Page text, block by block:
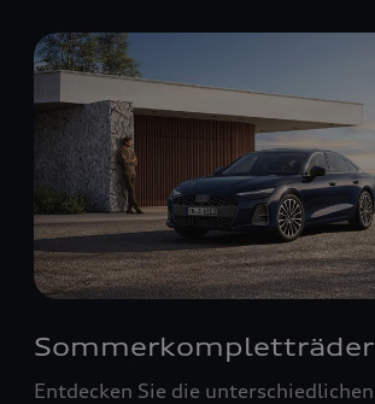
Sommerkompletträder
Entdecken Sie die unterschiedlichen